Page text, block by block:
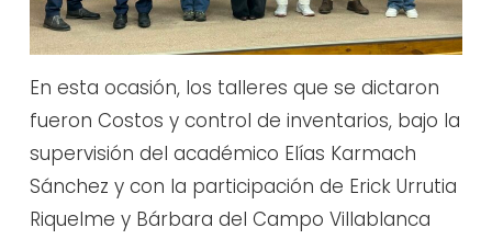
En esta ocasión, los talleres que se dictaron
fueron Costos y control de inventarios, bajo la
supervisión del académico Elías Karmach
Sánchez y con la participación de Erick Urrutia
Riquelme y Bárbara del Campo Villablanca